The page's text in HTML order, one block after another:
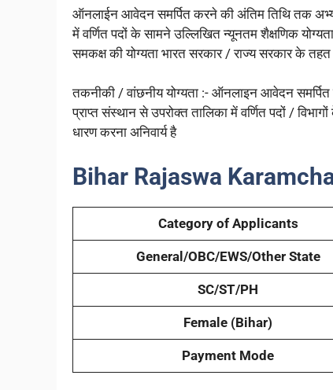
ऑनलाईन आवेदन समर्पित करने की अंतिम तिथि तक
में वर्णित पदों के सामने उल्लिखित न्यूनतम शैक्षणिक योग्यता
समकक्ष की योग्यता भारत सरकार / राज्य सरकार के तहत
तकनीकी / वांछनीय योग्यता :- ऑनलाइन आवेदन समर्पित
प्राप्त संस्थान से उपरोक्त तालिका में वर्णित पदों /
धारण करना अनिवार्य है
Bihar Rajaswa
Category of Applicants
General/OBC/EWS/Other State
SC/ST/PH
Female (Bihar)
Payment Mode